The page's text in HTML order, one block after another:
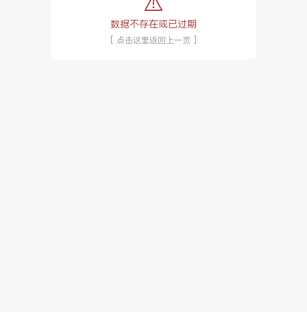
数据不存在或已过期
[ 点击这里返回上一页 ]